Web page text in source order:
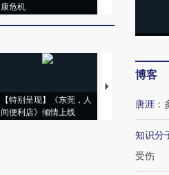
康危机
【特别呈现】《东莞，人
间便利店》倾情上线
【推广】走进第
会，让数智科技
博客
唐涯 ：
知识分
受伤